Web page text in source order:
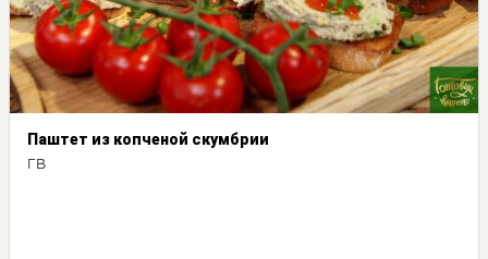
Паштет из копченой скумбрии
ГВ